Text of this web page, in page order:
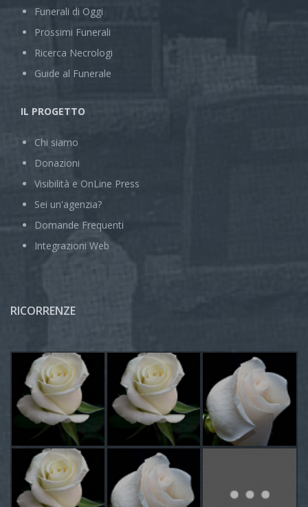
Funerali di Oggi
Prossimi Funerali
Ricerca Necrologi
Guide al Funerale
IL PROGETTO
Chi siamo
Donazioni
Visibilità e OnLine Press
Sei un'agenzia?
Domande Frequenti
Integrazioni Web
RICORRENZE